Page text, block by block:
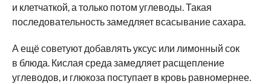
и клетчаткой, а только потом углеводы. Такая
последовательность замедляет всасывание сахара.
А ещё советуют добавлять уксус или лимонный сок
в блюда. Кислая среда замедляет расщепление
углеводов, и глюкоза поступает в кровь равномернее.